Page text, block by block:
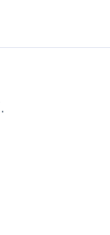
أفضل الفنادق لجميع أفراد الأسرة بأفضل سعر.